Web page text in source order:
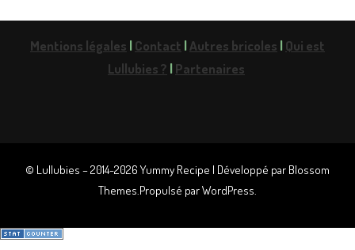
Mentions légales |Contact |Autres bricoles |Qui est
Lullubies ? |Partenaires
© Lullubies – 2014-2026Yummy Recipe | Développé par Blossom
Themes.Propulsé parWordPress.